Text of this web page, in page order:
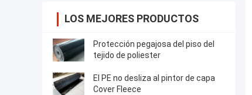
LOS MEJORES PRODUCTOS
Protección pegajosa del piso del
tejido de poliester
El PE no desliza al pintor de capa
Cover Fleece